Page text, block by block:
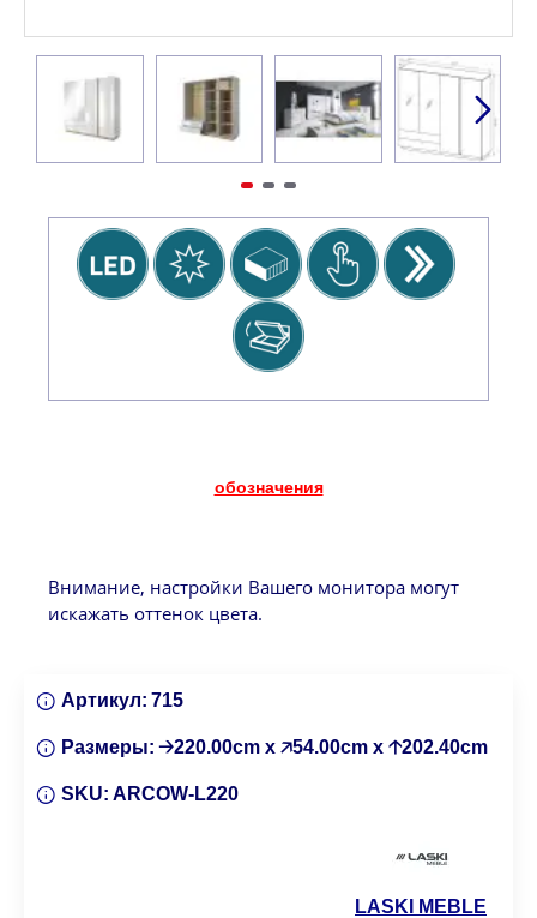
обозначения
Внимание, настройки Вашего монитора могут
искажать оттенок цвета.
Артикул: 715
Размеры: 🡢220.00cm x 🡥54.00cm x 🡡202.40cm
SKU: ARCOW-L220
LASKI MEBLE